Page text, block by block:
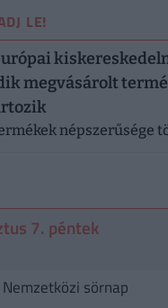
LE!
megvásárolt
népszerűsége
7. péntek
Nemzetközi sörnap